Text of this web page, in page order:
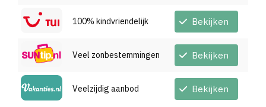
100% kindvriendelijk Bekijken
Veel zonbestemmingen Bekijken
Veelzijdig aanbod Bekijken